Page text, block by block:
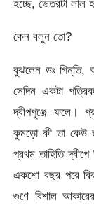
হচ্ছে, ভেতরটা লাল
কেন বলুন তো?
বুঝলেন ডঃ গিন্‌তি,
সেদিন একটা
দ্বীপপুঞ্জে ফলে।
কুমড়ো কী তা কেউ
প্রথম তাহিতি
একশো বছর পরে
গুণে বিশাল